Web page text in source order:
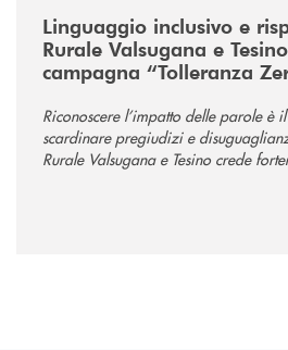
Linguaggio inclusivo e
Rurale Valsugana e
campagna “Tolleranza
Riconoscere l’impatto delle parole è
scardinare pregiudizi e
Rurale Valsugana e Tesino crede